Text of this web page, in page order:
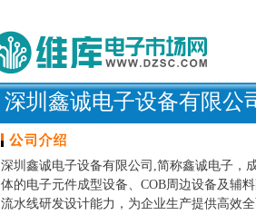
深圳鑫诚电子设备有限公
深圳鑫诚电子设备有限公司,简称鑫诚电子，
体的电子元件成型设备、COB周边设备及辅
流水线研发设计能力，为企业生产提供高效